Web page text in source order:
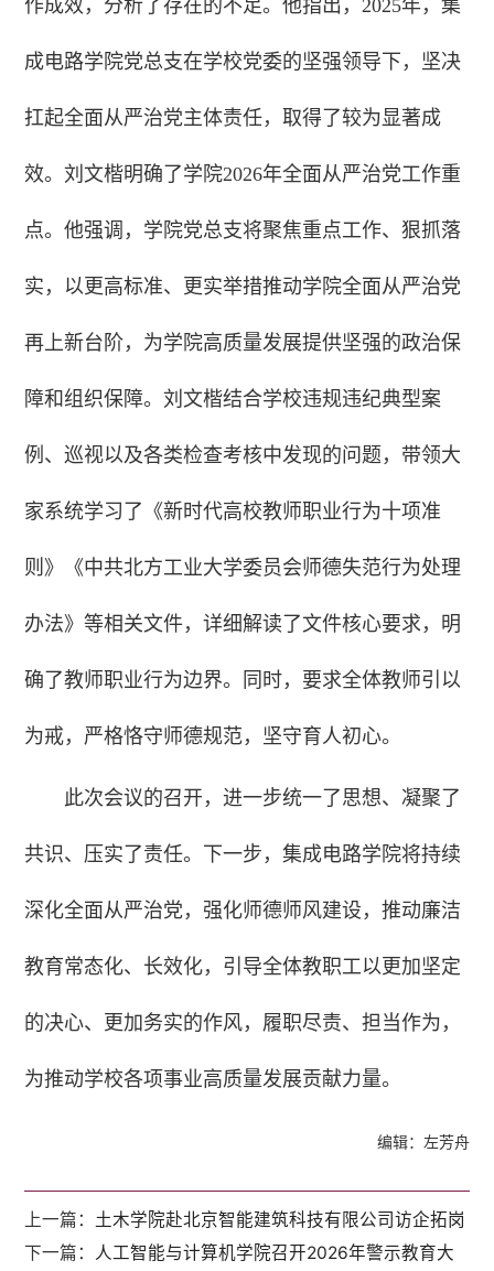
作成效，分析了存在的不足。他指出，2025年，集
成电路学院党总支在学校党委的坚强领导下，坚决
扛起全面从严治党主体责任，取得了较为显著成
效。刘文楷明确了学院2026年全面从严治党工作重
点。他强调，学院党总支将聚焦重点工作、狠抓落
实，以更高标准、更实举措推动学院全面从严治党
再上新台阶，为学院高质量发展提供坚强的政治保
障和组织保障。刘文楷结合学校违规违纪典型案
例、巡视以及各类检查考核中发现的问题，带领大
家系统学习了《新时代高校教师职业行为十项准
则》《中共北方工业大学委员会师德失范行为处理
办法》等相关文件，详细解读了文件核心要求，明
确了教师职业行为边界。同时，要求全体教师引以
为戒，严格恪守师德规范，坚守育人初心。
此次会议的召开，进一步统一了思想、凝聚了
共识、压实了责任。下一步，集成电路学院将持续
深化全面从严治党，强化师德师风建设，推动廉洁
教育常态化、长效化，引导全体教职工以更加坚定
的决心、更加务实的作风，履职尽责、担当作为，
为推动学校各项事业高质量发展贡献力量。
编辑：左芳舟
上一篇： 土木学院赴北京智能建筑科技有限公司访企拓岗
下一篇： 人工智能与计算机学院召开2026年警示教育大